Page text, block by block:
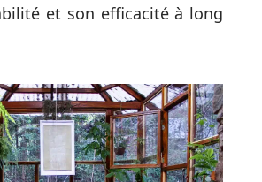
et son efficacité à long